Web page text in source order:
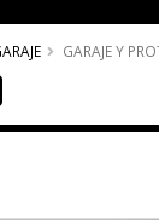
GARAJE Y